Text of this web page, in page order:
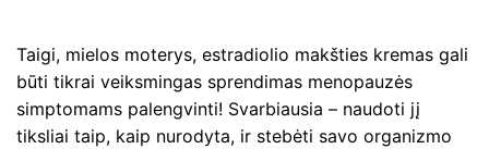
Taigi, mielos moterys, estradiolio makšties kremas gali
būti tikrai veiksmingas sprendimas menopauzės
simptomams palengvinti! Svarbiausia – naudoti jį
tiksliai taip, kaip nurodyta, ir stebėti savo organizmo